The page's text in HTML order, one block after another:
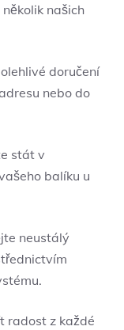
našich
doručení
nebo do
stát v
balíku u
neustálý
radost z každé